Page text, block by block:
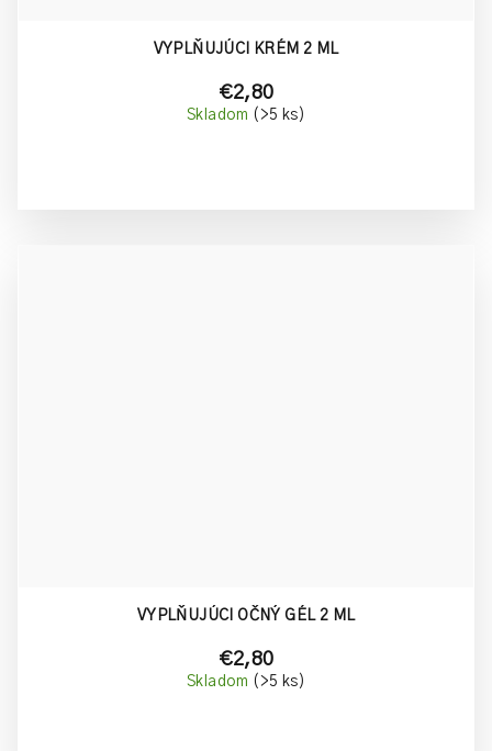
VYPLŇUJÚCI KRÉM 2 ML
€2,80
Skladom (>5 ks)
VYPLŇUJÚCI OČNÝ GÉL 2 ML
€2,80
Skladom (>5 ks)